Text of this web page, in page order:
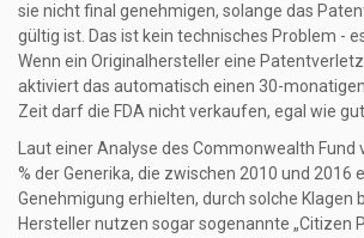
sie nicht final genehmigen, solange das
gültig ist. Das ist kein technisches Problem -
Wenn ein Originalhersteller eine
aktiviert das automatisch einen 30-
Zeit darf die FDA nicht verkaufen, egal wie
Laut einer Analyse des Commonwealth Fund
% der Generika, die zwischen 2010 und 2016
Genehmigung erhielten, durch solche Klagen
Hersteller nutzen sogar sogenannte „Citizen